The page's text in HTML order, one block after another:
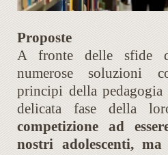
Proposte
A fronte delle sfide
numerose soluzioni
principi della
delicata fase della
competizione ad
nostri adolescenti,